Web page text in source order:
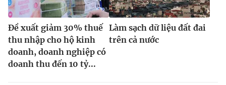
Đề xuất giảm 30% thuế
thu nhập cho hộ kinh
doanh, doanh nghiệp có
doanh thu đến 10 tỷ...
Làm sạch dữ liệu đất đai
trên cả nước